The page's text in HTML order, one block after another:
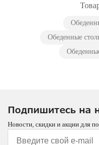
Обеденные
Подпишитесь на
Новости, скидки и акции для